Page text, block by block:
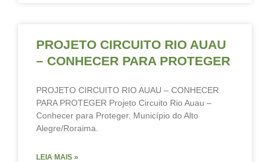
PROJETO CIRCUITO RIO AUAU
– CONHECER PARA PROTEGER
PROJETO CIRCUITO RIO AUAU – CONHECER
PARA PROTEGER Projeto Circuito Rio Auau –
Conhecer para Proteger. Município do Alto
Alegre/Roraima.
LEIA MAIS »